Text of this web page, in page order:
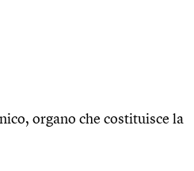
organo che costituisce la